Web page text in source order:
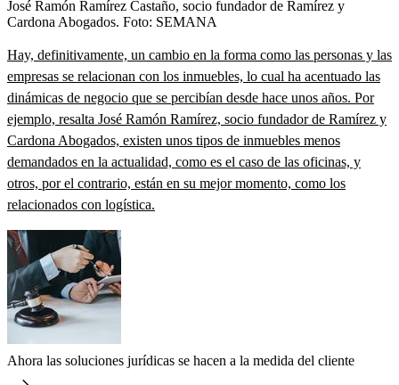
José Ramón Ramírez Castaño, socio fundador de Ramírez y
Cardona Abogados. Foto: SEMANA
Hay, definitivamente, un cambio en la forma como las personas y las
empresas se relacionan con los inmuebles, lo cual ha acentuado las
dinámicas de negocio que se percibían desde hace unos años. Por
ejemplo, resalta José Ramón Ramírez, socio fundador de Ramírez y
Cardona Abogados, existen unos tipos de inmuebles menos
demandados en la actualidad, como es el caso de las oficinas, y
otros, por el contrario, están en su mejor momento, como los
relacionados con logística.
Ahora las soluciones jurídicas se hacen a la medida del cliente